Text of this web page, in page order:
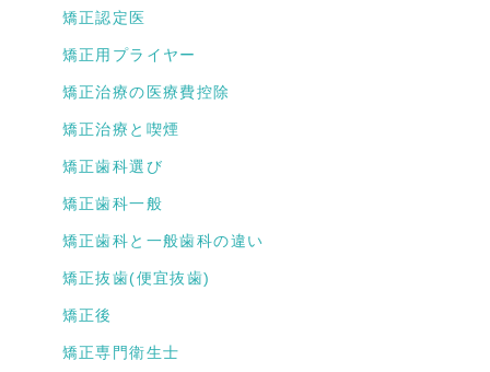
矯正認定医
矯正用プライヤー
矯正治療の医療費控除
矯正治療と喫煙
矯正歯科選び
矯正歯科一般
矯正歯科と一般歯科の違い
矯正抜歯(便宜抜歯)
矯正後
矯正専門衛生士